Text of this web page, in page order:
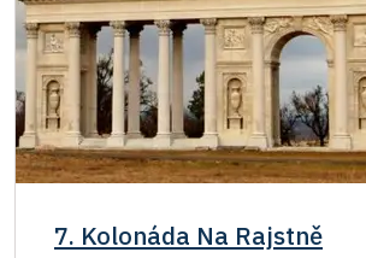
7. Kolonáda Na Rajstně